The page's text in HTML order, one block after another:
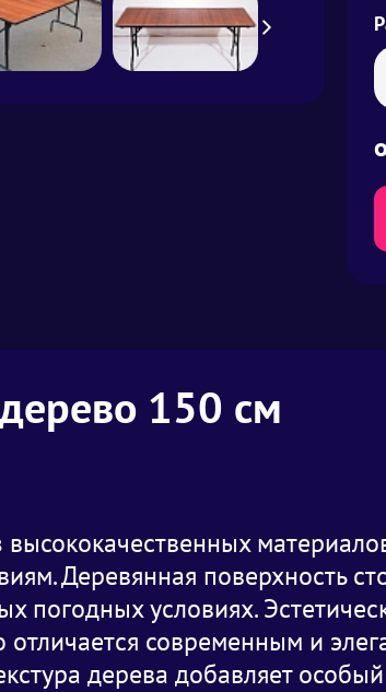
150 см
Деревянная поверхность
погодных условиях.
отличается современным и
дерева добавляет